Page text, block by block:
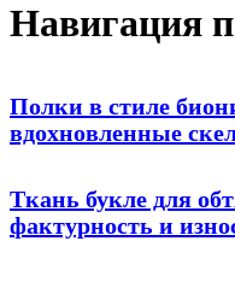
Навигация
Полки в стиле
вдохновленные
Ткань букле для
фактурность и